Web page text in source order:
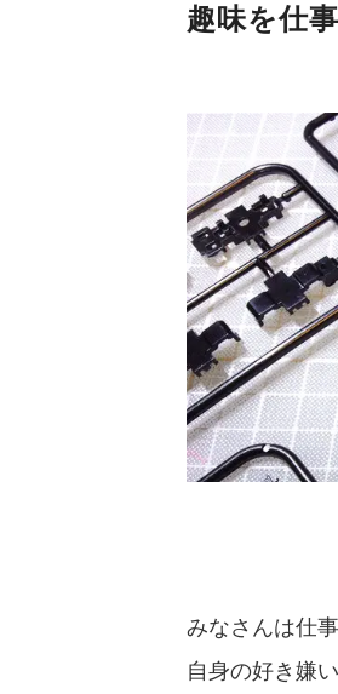
趣味を仕
みなさんは仕
自身の好き嫌